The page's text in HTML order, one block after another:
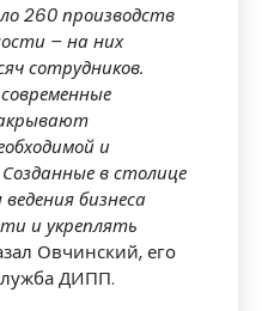
260 производств
– на них
сотрудников.
и
в столице
бизнеса
и укреплять
Овчинский, его
ДИПП.